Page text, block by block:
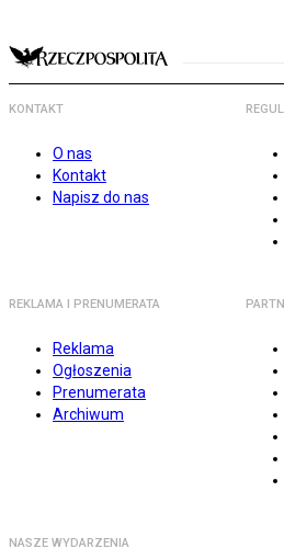
KONTAKT
O nas
Kontakt
Napisz do nas
REKLAMA I PRENUMERATA
Reklama
Ogłoszenia
Prenumerata
Archiwum
NASZE WYDARZENIA